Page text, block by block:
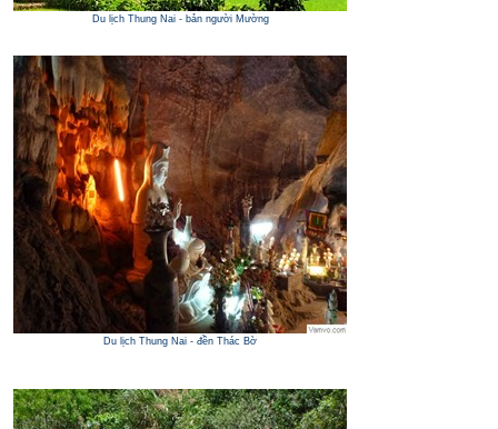
Du lịch Thung Nai - bản người Mường
Du lịch Thung Nai - đền Thác Bờ